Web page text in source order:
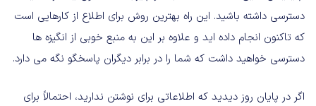
دسترسی داشته باشید. این راه بهترین روش برای اطلاع از کارهایی است
که تاکنون انجام داده اید و علاوه بر این به منبع خوبی از انگیزه ها
دسترسی خواهید داشت که شما را در برابر دیگران پاسخگو نگه می دارد.
اگر در پایان روز دیدید که اطلاعاتی برای نوشتن ندارید، احتمالاً برای